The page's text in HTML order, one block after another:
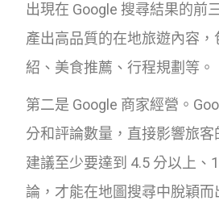
出現在 Google 搜尋結果的前
產出高品質的在地旅遊內容
紹、美食推薦、行程規劃等。
第二是 Google 商家經營。
分和評論數量，直接影響旅客
建議至少要達到 4.5 分以上、
論，才能在地圖搜尋中脫穎而